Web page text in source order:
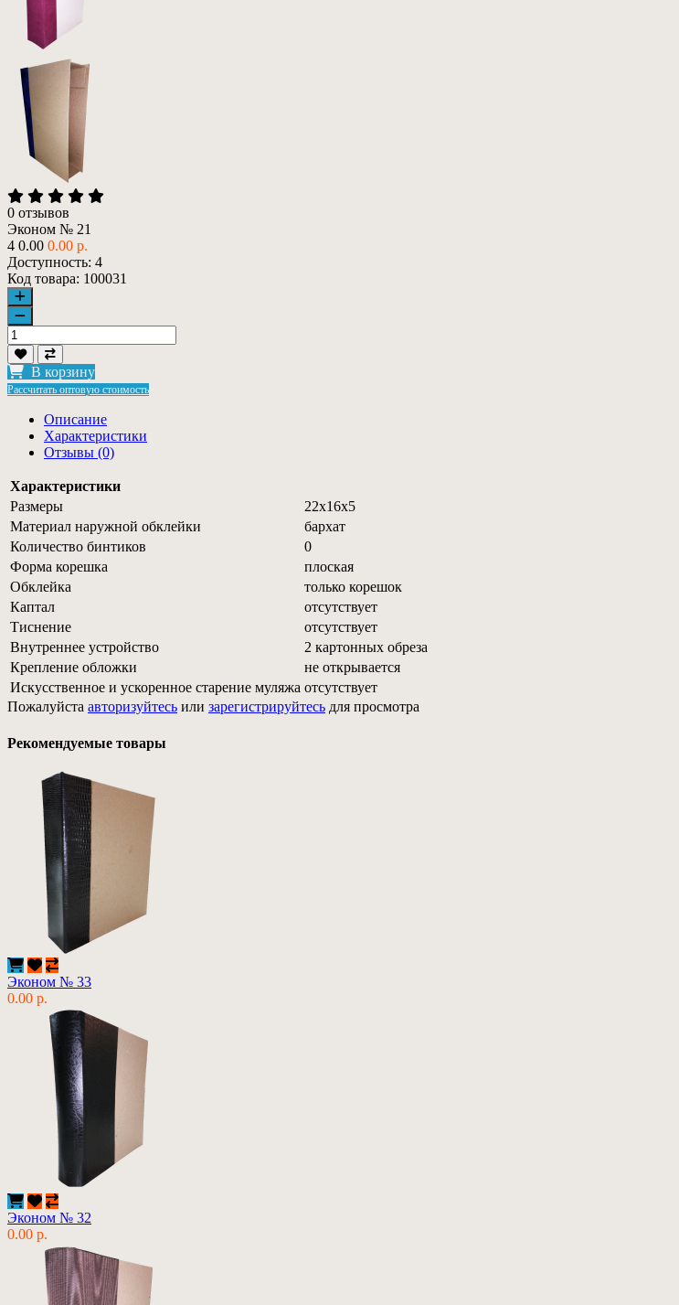
0 отзывов
Эконом № 21
4 0.00 0.00 р.
Доступность: 4
Код товара: 100031
В корзину
Расcчитать оптовую стоимость
Описание
Характеристики
Отзывы (0)
Характеристики
Размеры
22х16х5
Материал наружной обклейки
бархат
Количество бинтиков
0
Форма корешка
плоская
Обклейка
только корешок
Каптал
отсутствует
Тиснение
отсутствует
Внутреннее устройство
2 картонных обреза
Крепление обложки
не открывается
Искусственное и ускоренное старение муляжа отсутствует
Пожалуйста авторизуйтесь или зарегистрируйтесь для просмотра
Рекомендуемые товары
Эконом № 33
0.00 р.
Эконом № 32
0.00 р.